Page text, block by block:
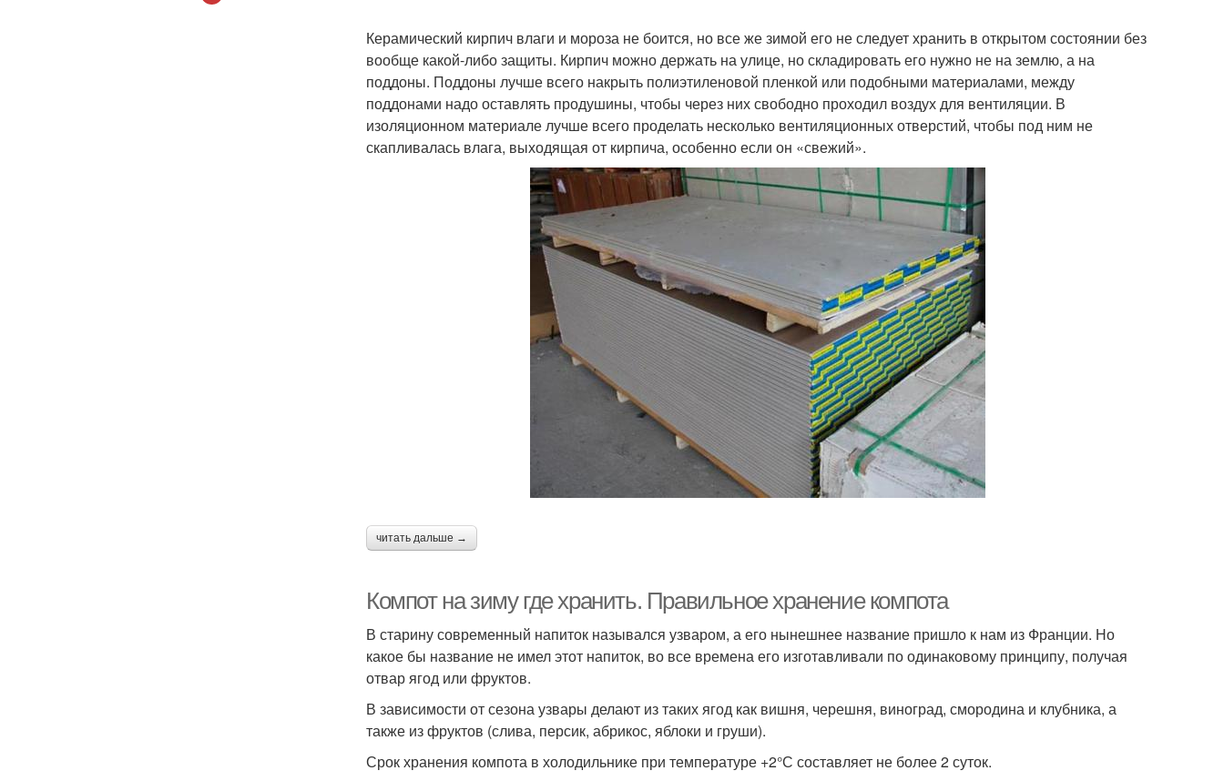
Керамический кирпич влаги и мороза не боится, но все же зимой его не следует хранить в открытом состоянии без
вообще какой-либо защиты. Кирпич можно держать на улице, но складировать его нужно не на землю, а на
поддоны. Поддоны лучше всего накрыть полиэтиленовой пленкой или подобными материалами, между
поддонами надо оставлять продушины, чтобы через них свободно проходил воздух для вентиляции. В
изоляционном материале лучше всего проделать несколько вентиляционных отверстий, чтобы под ним не
скапливалась влага, выходящая от кирпича, особенно если он «свежий».
читать дальше →
Компот на зиму где хранить. Правильное хранение компота
В старину современный напиток назывался узваром, а его нынешнее название пришло к нам из Франции. Но
какое бы название не имел этот напиток, во все времена его изготавливали по одинаковому принципу, получая
отвар ягод или фруктов.
В зависимости от сезона узвары делают из таких ягод как вишня, черешня, виноград, смородина и клубника, а
также из фруктов (слива, персик, абрикос, яблоки и груши).
Срок хранения компота в холодильнике при температуре +2°С составляет не более 2 суток.